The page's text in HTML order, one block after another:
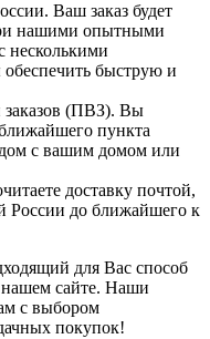
Ваш заказ будет
нашими опытными
несколькими
быструю и
заказов (ПВЗ). Вы
пункта
с вашим домом или
доставку почтой,
России до ближайшего к
для Вас способ
нашем сайте. Наши
с выбором
покупок!